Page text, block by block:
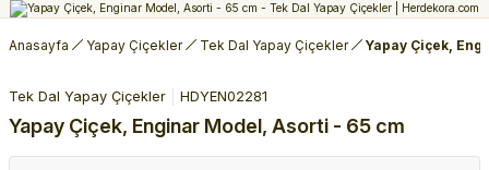
Anasayfa Yapay Çiçekler Tek Dal Yapay Çiçekler Yapay Çiçek,
Tek Dal Yapay Çiçekler HDYEN02281
Yapay Çiçek, Enginar Model, Asorti - 65 cm